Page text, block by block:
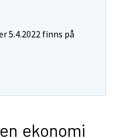
5.4.2022 finns på
ekonomi